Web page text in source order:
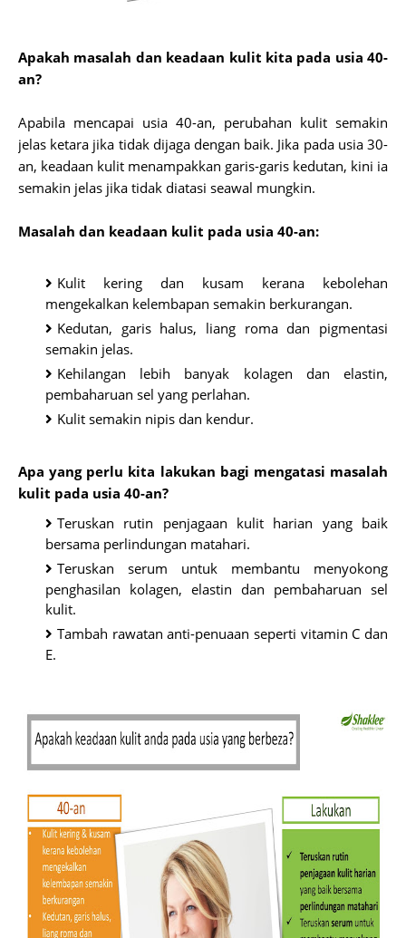
Apakah masalah dan keadaan kulit kita pada usia 40-
an?
Apabila mencapai usia 40-an, perubahan kulit semakin
jelas ketara jika tidak dijaga dengan baik. Jika pada usia 30-
an, keadaan kulit menampakkan garis-garis kedutan, kini ia
semakin jelas jika tidak diatasi seawal mungkin.
Masalah dan keadaan kulit pada usia 40-an:
Kulit kering dan kusam kerana kebolehan
mengekalkan kelembapan semakin berkurangan.
Kedutan, garis halus, liang roma dan pigmentasi
semakin jelas.
Kehilangan lebih banyak kolagen dan elastin,
pembaharuan sel yang perlahan.
Kulit semakin nipis dan kendur.
Apa yang perlu kita lakukan bagi mengatasi masalah
kulit pada usia 40-an?
Teruskan rutin penjagaan kulit harian yang baik
bersama perlindungan matahari.
Teruskan serum untuk membantu menyokong
penghasilan kolagen, elastin dan pembaharuan sel
kulit.
Tambah rawatan anti-penuaan seperti vitamin C dan
E.